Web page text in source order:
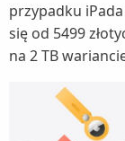
przypadku
się od 5499
na 2 TB